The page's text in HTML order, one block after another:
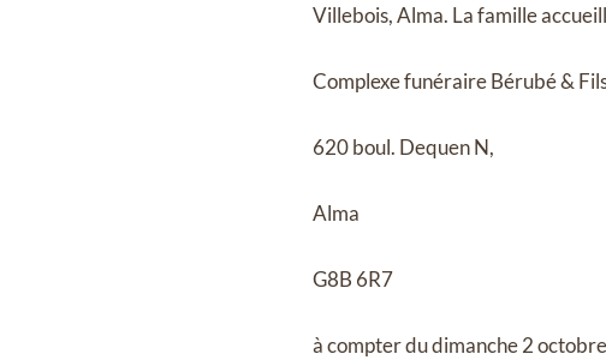
Villebois, Alma. La famille
Complexe funéraire Bérubé &
620 boul. Dequen N,
Alma
G8B 6R7
à compter du dimanche 2